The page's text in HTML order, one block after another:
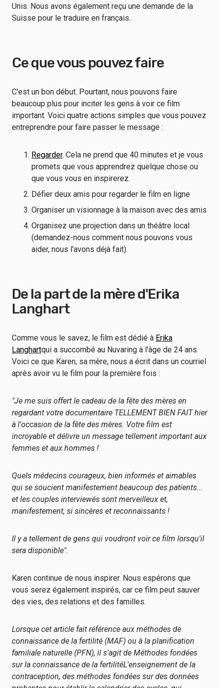
Unis. Nous avons également reçu une demande de la
Suisse pour le traduire en français.
Ce que vous pouvez faire
C'est un bon début. Pourtant, nous pouvons faire
beaucoup plus pour inciter les gens à voir ce film
important. Voici quatre actions simples que vous pouvez
entreprendre pour faire passer le message :
Regarder. Cela ne prend que 40 minutes et je vous
promets que vous apprendrez quelque chose ou
que vous vous en inspirerez.
Défier deux amis pour regarder le film en ligne
Organiser un visionnage à la maison avec des amis
Organisez une projection dans un théâtre local
(demandez-nous comment nous pouvons vous
aider, nous l'avons déjà fait).
De la part de la mère d'Erika
Langhart
Comme vous le savez, le film est dédié à Erika
Langhartqui a succombé au Nuvaring à l'âge de 24 ans.
Voici ce que Karen, sa mère, nous a écrit dans un courriel
après avoir vu le film pour la première fois :
"Je me suis offert le cadeau de la fête des mères en
regardant votre documentaire TELLEMENT BIEN FAIT hier
à l'occasion de la fête des mères. Votre film est
incroyable et délivre un message tellement important aux
femmes et aux hommes !
Quels médecins courageux, bien informés et aimables
qui se soucient manifestement beaucoup des patients...
et les couples interviewés sont merveilleux et,
manifestement, si sincères et reconnaissants !
Il y a tellement de gens qui voudront voir ce film lorsqu'il
sera disponible".
Karen continue de nous inspirer. Nous espérons que
vous serez également inspirés, car ce film peut sauver
des vies, des relations et des familles.
Lorsque cet article fait référence aux méthodes de
connaissance de la fertilité (MAF) ou à la planification
familiale naturelle (PFN), il s'agit de Méthodes fondées
sur la connaissance de la fertilitéL'enseignement de la
contraception, des méthodes fondées sur des données